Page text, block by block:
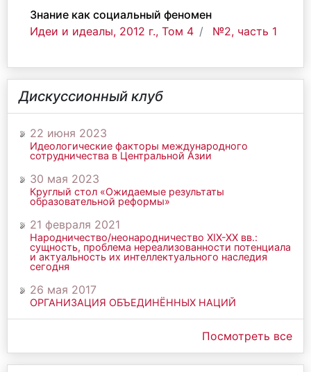
Знание как социальный феномен
Идеи и идеалы, 2012 г., Том 4
№2, часть 1
Дискуссионный клуб
22 июня 2023
Идеологические факторы международного
сотрудничества в Центральной Азии
30 мая 2023
Круглый стол «Ожидаемые результаты
образовательной реформы»
21 февраля 2021
Народничество/неонародничество ХIХ-ХХ вв.:
сущность, проблема нереализованности потенциала
и актуальность их интеллектуального наследия
сегодня
26 мая 2017
ОРГАНИЗАЦИЯ ОБЪЕДИНЁННЫХ НАЦИЙ
Посмотреть все